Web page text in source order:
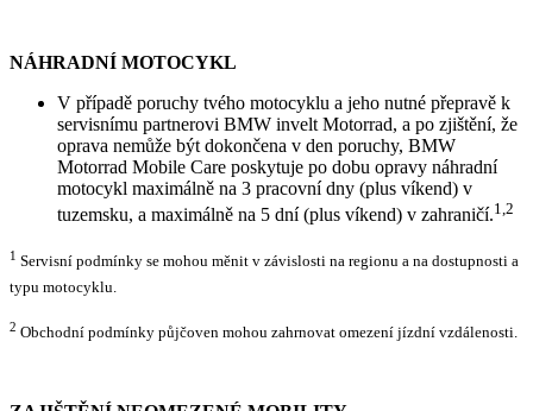
NÁHRADNÍ MOTOCYKL
V případě poruchy tvého motocyklu a jeho nutné přepravě k
servisnímu partnerovi BMW invelt Motorrad, a po zjištění, že
oprava nemůže být dokončena v den poruchy, BMW
Motorrad Mobile Care poskytuje po dobu opravy náhradní
motocykl maximálně na 3 pracovní dny (plus víkend) v
tuzemsku, a maximálně na 5 dní (plus víkend) v zahraničí.1,2
1 Servisní podmínky se mohou měnit v závislosti na regionu a na dostupnosti a
typu motocyklu.
2 Obchodní podmínky půjčoven mohou zahrnovat omezení jízdní vzdálenosti.